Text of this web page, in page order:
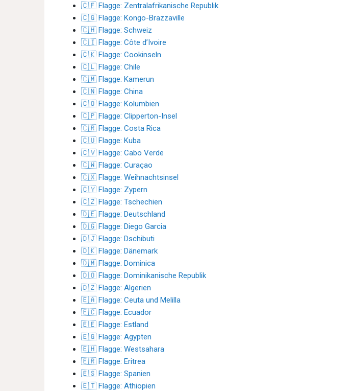
🇨🇫 Flagge: Zentralafrikanische Republik
🇨🇬 Flagge: Kongo-Brazzaville
🇨🇭 Flagge: Schweiz
🇨🇮 Flagge: Côte d’Ivoire
🇨🇰 Flagge: Cookinseln
🇨🇱 Flagge: Chile
🇨🇲 Flagge: Kamerun
🇨🇳 Flagge: China
🇨🇴 Flagge: Kolumbien
🇨🇵 Flagge: Clipperton-Insel
🇨🇷 Flagge: Costa Rica
🇨🇺 Flagge: Kuba
🇨🇻 Flagge: Cabo Verde
🇨🇼 Flagge: Curaçao
🇨🇽 Flagge: Weihnachtsinsel
🇨🇾 Flagge: Zypern
🇨🇿 Flagge: Tschechien
🇩🇪 Flagge: Deutschland
🇩🇬 Flagge: Diego Garcia
🇩🇯 Flagge: Dschibuti
🇩🇰 Flagge: Dänemark
🇩🇲 Flagge: Dominica
🇩🇴 Flagge: Dominikanische Republik
🇩🇿 Flagge: Algerien
🇪🇦 Flagge: Ceuta und Melilla
🇪🇨 Flagge: Ecuador
🇪🇪 Flagge: Estland
🇪🇬 Flagge: Ägypten
🇪🇭 Flagge: Westsahara
🇪🇷 Flagge: Eritrea
🇪🇸 Flagge: Spanien
🇪🇹 Flagge: Äthiopien